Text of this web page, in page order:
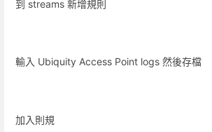
到 streams 新增規則
輸入 Ubiquity Access Point logs 然後存檔
加入則規